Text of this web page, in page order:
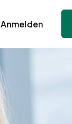
Anmelden